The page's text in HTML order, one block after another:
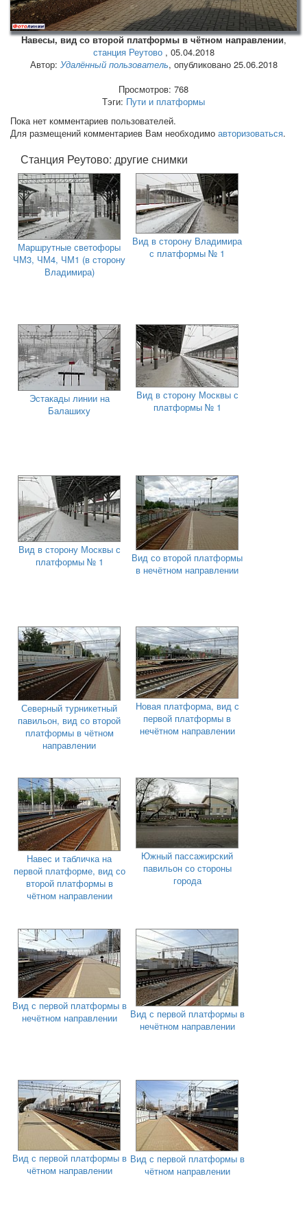
Навесы, вид со второй платформы в чётном направлении,
станция Реутово , 05.04.2018
Автор: Удалённый пользователь, опубликовано 25.06.2018
Просмотров: 768
Тэги: Пути и платформы
Пока нет комментариев пользователей.
Для размещений комментариев Вам необходимо авторизоваться.
Станция Реутово: другие снимки
Маршрутные светофоры
ЧМ3, ЧМ4, ЧМ1 (в сторону
Владимира)
Вид в сторону Владимира
с платформы № 1
Эстакады линии на
Балашиху
Вид в сторону Москвы с
платформы № 1
Вид в сторону Москвы с
платформы № 1
Вид со второй платформы
в нечётном направлении
Северный турникетный
павильон, вид со второй
платформы в чётном
направлении
Новая платформа, вид с
первой платформы в
нечётном направлении
Навес и табличка на
первой платформе, вид со
второй платформы в
чётном направлении
Южный пассажирский
павильон со стороны
города
Вид с первой платформы в
нечётном направлении
Вид с первой платформы в
нечётном направлении
Вид с первой платформы в
чётном направлении
Вид с первой платформы в
чётном направлении